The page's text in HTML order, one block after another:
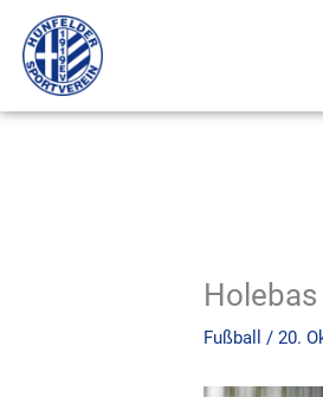
Inhalt
springen
Fußball /20.